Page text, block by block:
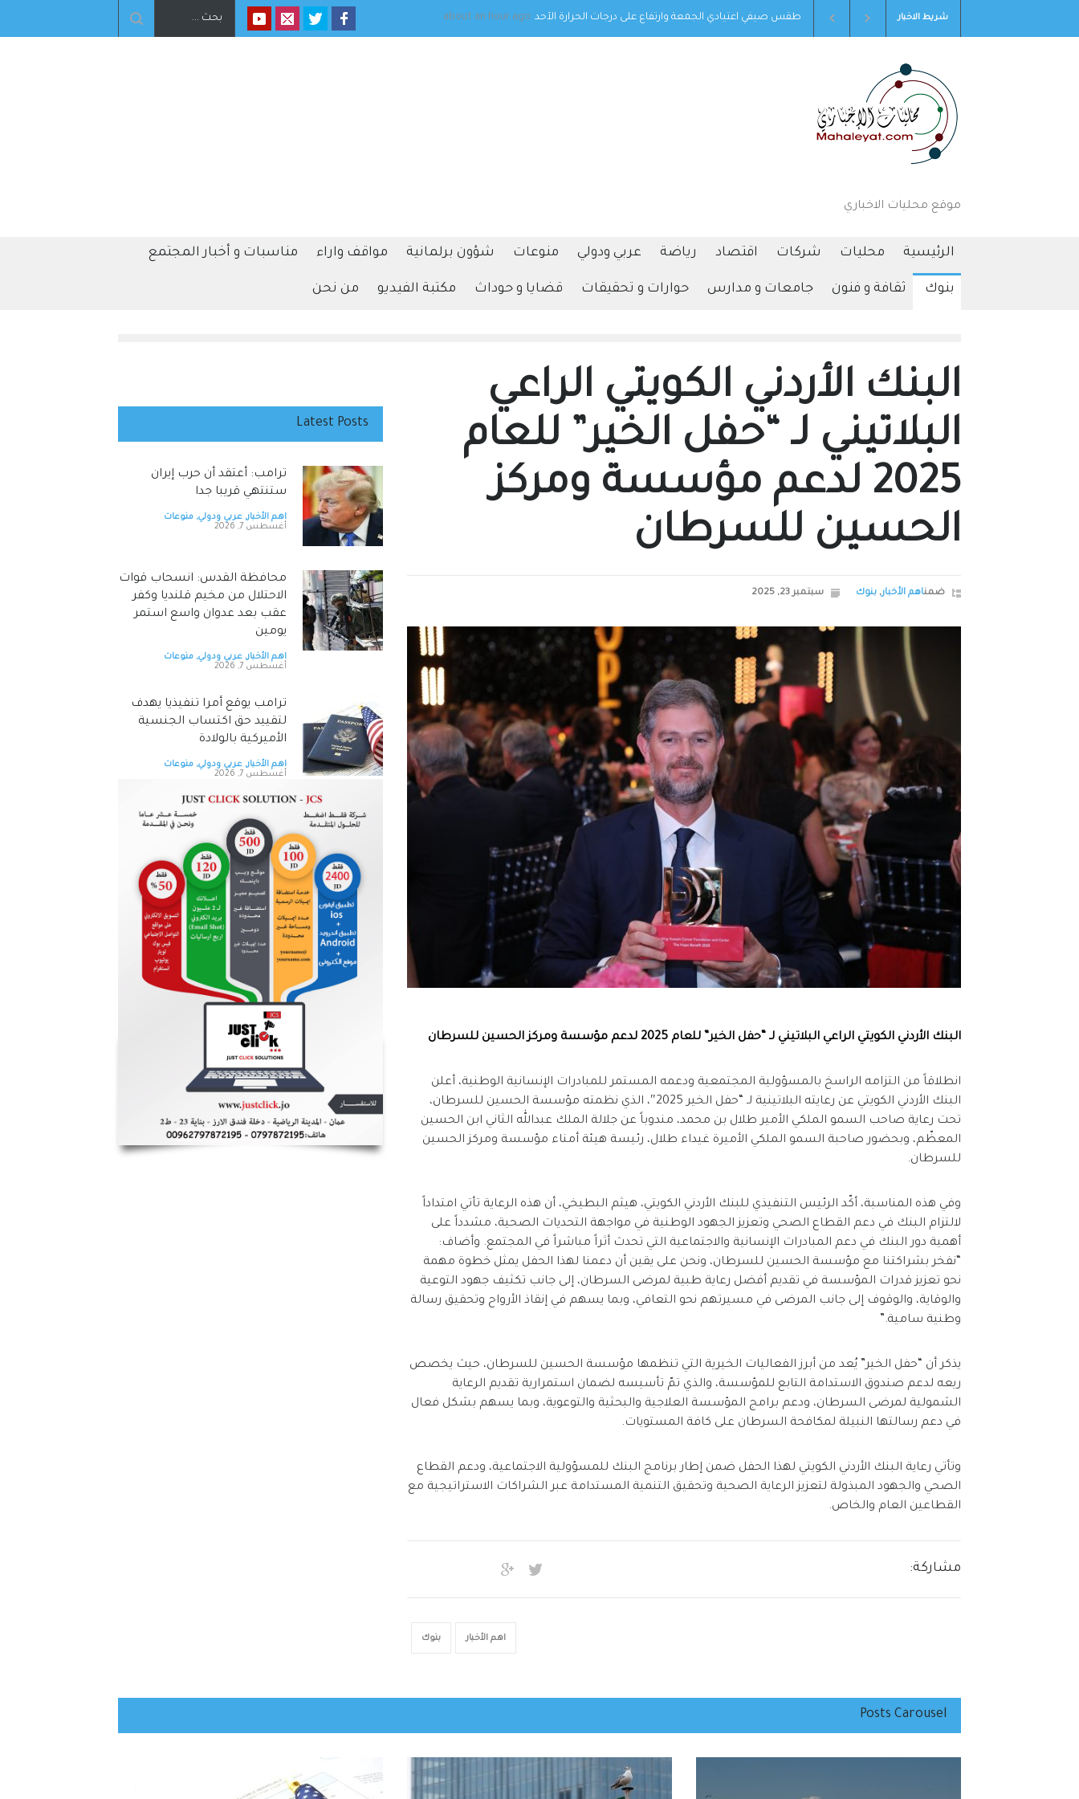
شريط الاخبار التحالف بقيادة السعودية: إصابة 11 مدنيا في نجران جراء هجمات حوثية صيفي اعتيادي الجمعة وارتفاع على درجات الحرارة الأحد about 4 hours ago
موقع محليات الاخباري
الرئيسية محليات شركات اقتصاد رياضة عربي ودولي منوعات شؤون برلمانية مواقف واراء مناسبات و أخبار المجتمع
بنوك ثقافة و فنون جامعات و مدارس حوارات و تحقيقات قضايا و حوداث مكتبة الفيديو من نحن
البنك الأردني الكويتي الراعي
البلاتيني لـ “حفل الخير” للعام
2025 لدعم مؤسسة ومركز
الحسين للسرطان
ضمناهم الأخبار, بنوك سبتمبر 23, 2025
البنك الأردني الكويتي الراعي البلاتيني لـ “حفل الخير” للعام 2025 لدعم مؤسسة ومركزالحسين للسرطان
انطلاقاً من التزامه الراسخ بالمسؤولية المجتمعية ودعمه المستمر للمبادرات الإنسانية الوطنية، أعلن
البنك الأردني الكويتي عن رعايته البلاتينية لـ “حفل الخير 2025″، الذي نظمته مؤسسة الحسين للسرطان،
تحت رعاية صاحب السمو الملكي الأمير طلال بن محمد، مندوباً عن جلالة الملك عبدالله الثاني ابن الحسين
المعظّم، وبحضور صاحبة السمو الملكي الأميرة غيداء طلال، رئيسة هيئة أمناء مؤسسة ومركز الحسين
للسرطان.
وفي هذه المناسبة، أكّد الرئيس التنفيذي للبنك الأردني الكويتي، هيثم البطيخي، أن هذه الرعاية تأتي امتداداً
لالتزام البنك في دعم القطاع الصحي وتعزيز الجهود الوطنية في مواجهة التحديات الصحية، مشدداً على
أهمية دور البنك في دعم المبادرات الإنسانية والاجتماعية التي تحدث أثراً مباشراً في المجتمع. وأضاف:
“نفخر بشراكتنا مع مؤسسة الحسين للسرطان، ونحن على يقين أن دعمنا لهذا الحفل يمثل خطوة مهمة
نحو تعزيز قدرات المؤسسة في تقديم أفضل رعاية طبية لمرضى السرطان، إلى جانب تكثيف جهود التوعية
والوقاية، والوقوف إلى جانب المرضى في مسيرتهم نحو التعافي، وبما يسهم في إنقاذ الأرواح وتحقيق رسالة
وطنية سامية.”
يذكر أن “حفل الخير” يُعد من أبرز الفعاليات الخيرية التي تنظمها مؤسسة الحسين للسرطان، حيث يخصص
ريعه لدعم صندوق الاستدامة التابع للمؤسسة، والذي تمّ تأسيسه لضمان استمرارية تقديم الرعاية
الشمولية لمرضى السرطان، ودعم برامج المؤسسة العلاجية والبحثية والتوعوية، وبما يسهم بشكل فعال
في دعم رسالتها النبيلة لمكافحة السرطان على كافة المستويات.
وتأتي رعاية البنك الأردني الكويتي لهذا الحفل ضمن إطار برنامج البنك للمسؤولية الاجتماعية، ودعم القطاع
الصحي والجهود المبذولة لتعزيز الرعاية الصحية وتحقيق التنمية المستدامة عبر الشراكات الاستراتيجية مع
القطاعين العام والخاص.
مشاركة:
اهم الأخبار بنوك
Latest Posts
ترامب: أعتقد أن حرب إيران
ستنتهي قريبا جدا
اهم الأخبار, عربي ودولي, منوعات
أغسطس 7, 2026
محافظة القدس: انسحاب قوات
الاحتلال من مخيم قلنديا وكفر
عقب بعد عدوان واسع استمر
يومين
اهم الأخبار, عربي ودولي, منوعات
أغسطس 7, 2026
ترامب يوقع أمرا تنفيذيا يهدف
لتقييد حق اكتساب الجنسية
الأميركية بالولادة
اهم الأخبار, عربي ودولي, منوعات
أغسطس 7, 2026
التحالف بقيادة السعودية:
إصابة 11 مدنيا في نجران جراء
هجمات حوثية
اهم الأخبار,عربي ودولي,منوعات
أغسطس 7, 2026
طقس صيفي اعتيادي الجمعة
وارتفاع على درجات الحرارة الأحد
اهم الأخبار
Posts Carousel